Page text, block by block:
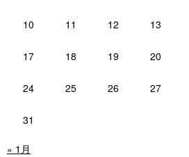
10 11 12 13
17 18 19 20
24 25 26 27
31
« 1月